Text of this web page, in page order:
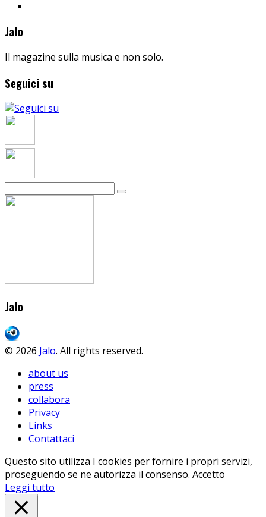
Jalo
Il magazine sulla musica e non solo.
Seguici su
Jalo
© 2026 Jalo. All rights reserved.
about us
press
collabora
Privacy
Links
Contattaci
Questo sito utilizza I cookies per fornire i propri servizi,
proseguendo se ne autorizza il consenso. Accetto
Leggi tutto